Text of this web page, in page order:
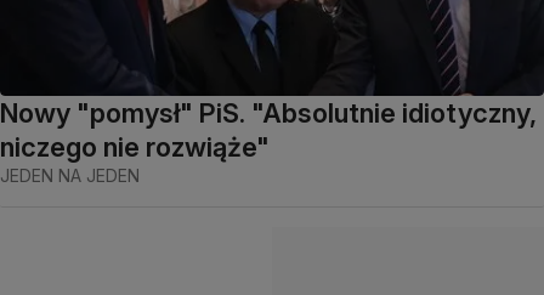
Nowy "pomysł" PiS. "Absolutnie idiotyczny,
niczego nie rozwiąże"
JEDEN NA JEDEN